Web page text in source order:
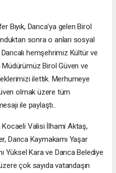
Bıyık, Darıca'ya gelen Birol
sonra o anları sosyal
hemşehrimiz Kültür ve
Müdürümüz Birol Güven ve
ilettik. Merhumeye
olmak üzere tüm
ile paylaştı..
Valisi İlhami Aktaş,
Darıca Kaymakamı Yaşar
Yüksel Kara ve Darıca Belediye
çok sayıda vatandaşın